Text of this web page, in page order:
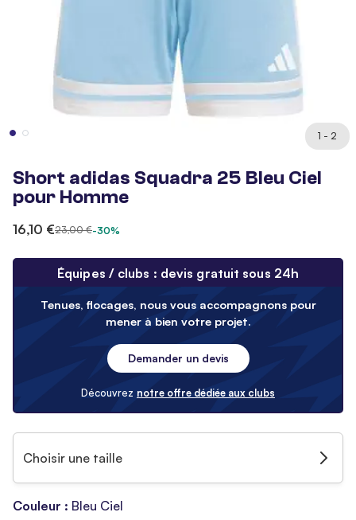
1 - 2
Short adidas Squadra 25 Bleu Ciel
pour Homme
16,10 €23,00 €-30%
Équipes / clubs : devis gratuit sous 24h
Tenues, flocages, nous vous accompagnons pour
mener à bien votre projet.
Demander un devis
Découvrez notre offre dédiée aux clubs
Choisir une taille
Couleur : Bleu Ciel